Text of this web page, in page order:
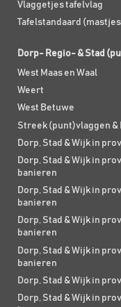
Vlaggetjes tafelvlag
Tafelstandaard
Dorp- Regio- & Stad
West Maas en Waal
Weert
West Betuwe
Streek (punt)vlaggen &
Dorp, Stad & Wijk in
Dorp, Stad & Wijk in
banieren
Dorp, Stad & Wijk in
banieren
Dorp, Stad & Wijk in
banieren
Dorp, Stad & Wijk in
banieren
Dorp, Stad & Wijk in
Dorp, Stad & Wijk in